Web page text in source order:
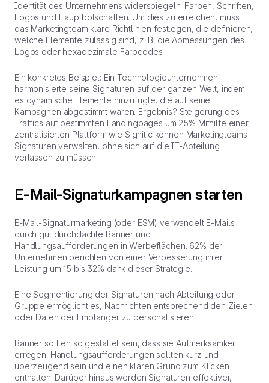
Identität des Unternehmens widerspiegeln: Farben, Schriften,
Logos und Hauptbotschaften. Um dies zu erreichen, muss
das Marketingteam klare Richtlinien festlegen, die definieren,
welche Elemente zulässig sind, z. B. die Abmessungen des
Logos oder hexadezimale Farbcodes.
Ein konkretes Beispiel: Ein Technologieunternehmen
harmonisierte seine Signaturen auf der ganzen Welt, indem
es dynamische Elemente hinzufügte, die auf seine
Kampagnen abgestimmt waren. Ergebnis? Steigerung des
Traffics auf bestimmten Landingpages um 25% Mithilfe einer
zentralisierten Plattform wie Signitic können Marketingteams
Signaturen verwalten, ohne sich auf die IT-Abteilung
verlassen zu müssen.
E-Mail-Signaturkampagnen starten
E-Mail-Signaturmarketing (oder ESM) verwandelt E-Mails
durch gut durchdachte Banner und
Handlungsaufforderungen in Werbeflächen. 62% der
Unternehmen berichten von einer Verbesserung ihrer
Leistung um 15 bis 32% dank dieser Strategie.
Eine Segmentierung der Signaturen nach Abteilung oder
Gruppe ermöglicht es, Nachrichten entsprechend den Zielen
oder Daten der Empfänger zu personalisieren.
Banner sollten so gestaltet sein, dass sie Aufmerksamkeit
erregen. Handlungsaufforderungen sollten kurz und
überzeugend sein und einen klaren Grund zum Klicken
enthalten. Darüber hinaus werden Signaturen effektiver,